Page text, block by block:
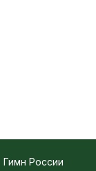
Гимн России